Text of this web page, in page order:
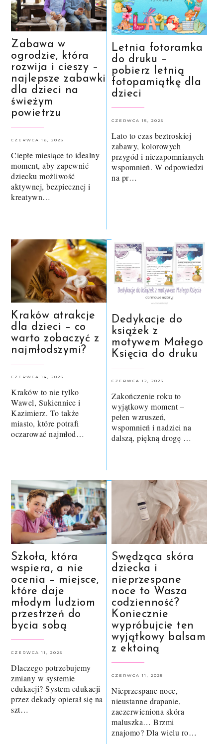
Zabawa w
ogrodzie, która
rozwija i cieszy –
najlepsze zabawki
dla dzieci na
świeżym
powietrzu
CZERWCA 16, 2025
Ciepłe miesiące to idealny
moment, aby zapewnić
dziecku możliwość
aktywnej, bezpiecznej i
kreatywn…
Letnia fotoramka
do druku –
pobierz letnią
fotopamiątkę dla
dzieci
CZERWCA 15, 2025
Lato to czas beztroskiej
zabawy, kolorowych
przygód i niezapomnianych
wspomnień. W odpowiedzi
na pr…
Kraków atrakcje
dla dzieci – co
warto zobaczyć z
najmłodszymi?
CZERWCA 14, 2025
Kraków to nie tylko
Wawel, Sukiennice i
Kazimierz. To także
miasto, które potrafi
oczarować najmłod…
Dedykacje do
książek z
motywem Małego
Księcia do druku
CZERWCA 12, 2025
Zakończenie roku to
wyjątkowy moment –
pełen wzruszeń,
wspomnień i nadziei na
dalszą, piękną drogę …
Szkoła, która
wspiera, a nie
ocenia – miejsce,
które daje
młodym ludziom
przestrzeń do
bycia sobą
CZERWCA 11, 2025
Dlaczego potrzebujemy
zmiany w systemie
edukacji? System edukacji
przez dekady opierał się na
szt…
Swędząca skóra
dziecka i
nieprzespane
noce to Wasza
codzienność?
Koniecznie
wypróbujcie ten
wyjątkowy balsam
z ektoiną
CZERWCA 11, 2025
Nieprzespane noce,
nieustanne drapanie,
zaczerwieniona skóra
maluszka… Brzmi
znajomo? Dla wielu ro…